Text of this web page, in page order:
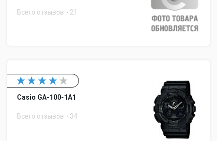
Всего отзывов 21
Casio GA-100-1A1
Всего отзывов 34